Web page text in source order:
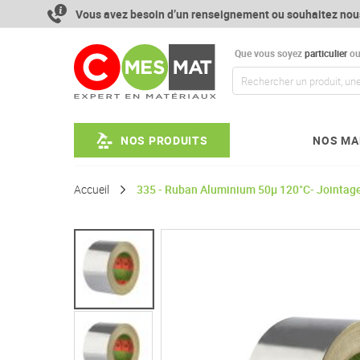
contenu
Vous avez besoin d’un renseignement ou souhaitez
Que vous soyezparticulierou
NOS PRODUITS NOS
Accueil 335 - Ruban Aluminium 50µ 120°C-
Passer
galerie
d’images